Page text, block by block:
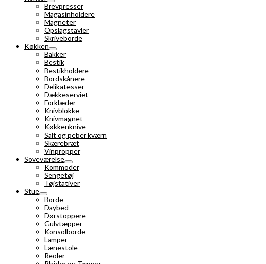
Brevpresser
Magasinholdere
Magneter
Opslagstavler
Skriveborde
Køkken
Bakker
Bestik
Bestikholdere
Bordskånere
Delikatesser
Dækkeserviet
Forklæder
Knivblokke
Knivmagnet
Køkkenknive
Salt og peber kværn
Skærebræt
Vinpropper
Soveværelse
Kommoder
Sengetøj
Tøjstativer
Stue
Borde
Daybed
Dørstoppere
Gulvtæpper
Konsolborde
Lamper
Lænestole
Reoler